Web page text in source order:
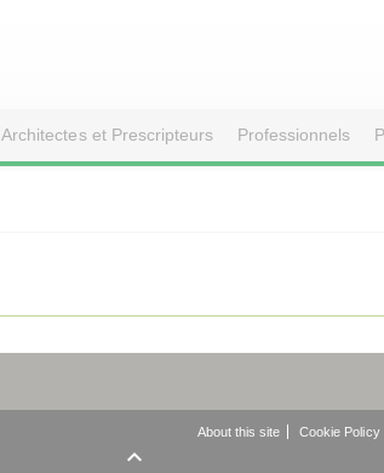
Architectes et Prescripteurs Professionnels
About this site Cookie Policy
